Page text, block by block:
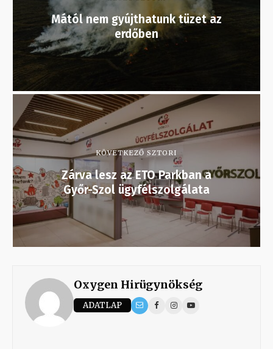
Mától nem gyújthatunk tüzet az
erdőben
KÖVETKEZŐ SZTORI
Zárva lesz az ETO Parkban a
Győr-Szol ügyfélszolgálata
Oxygen Hirügynökség
ADATLAP